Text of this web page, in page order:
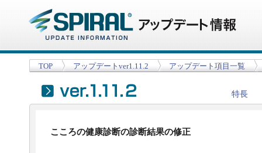
TOP アップデートver1.11.2 アップデート項目一覧
特長
こころの健康診断の診断結果の修正